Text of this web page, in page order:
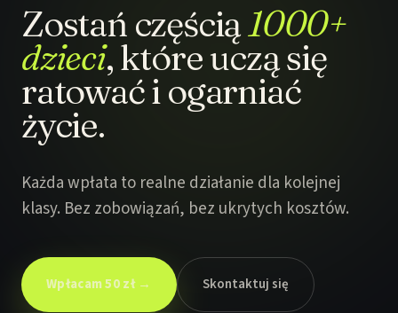
Zostań częścią1000+
dzieci, które uczą się
ratować i ogarniać
życie.
Każda wpłata to realne działanie dla kolejnej
klasy. Bez zobowiązań, bez ukrytych kosztów.
Wpłacam 50 zł → Skontaktuj się